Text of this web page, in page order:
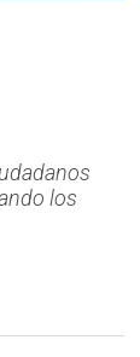
los